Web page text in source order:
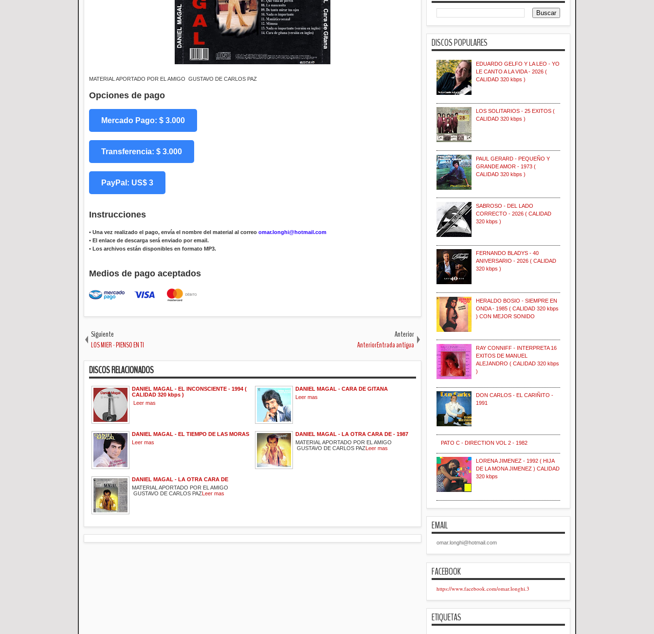
MATERIAL APORTADO POR EL AMIGO GUSTAVO DE CARLOS PAZ
Opciones de pago
Mercado Pago: $ 3.000
Transferencia: $ 3.000
PayPal: US$ 3
Instrucciones
• Una vez realizado el pago, envía el nombre del material al correo omar.longhi@hotmail.com
• El enlace de descarga será enviado por email.
• Los archivos están disponibles en formato MP3.
Medios de pago aceptados
Siguiente
LOS MIER - PIENSO EN TI
Anterior
AnteriorEntrada antigua
DISCOS RELACIONADOS
DANIEL MAGAL - EL INCONSCIENTE - 1994 (
CALIDAD 320 kbps )
Leer mas
DANIEL MAGAL - CARA DE GITANA
Leer mas
DANIEL MAGAL - EL TIEMPO DE LAS MORAS
Leer mas
DANIEL MAGAL - LA OTRA CARA DE - 1987
MATERIAL APORTADO POR EL AMIGO
GUSTAVO DE CARLOS PAZLeer mas
DANIEL MAGAL - LA OTRA CARA DE
MATERIAL APORTADO POR EL AMIGO
GUSTAVO DE CARLOS PAZLeer mas
DISCOS POPULARES
EDUARDO GELFO Y LA LEO - YO
LE CANTO A LA VIDA - 2026 (
CALIDAD 320 kbps )
LOS SOLITARIOS - 25 EXITOS (
CALIDAD 320 kbps )
PAUL GERARD - PEQUEÑO Y
GRANDE AMOR - 1973 (
CALIDAD 320 kbps )
SABROSO - DEL LADO
CORRECTO - 2026 ( CALIDAD
320 kbps )
FERNANDO BLADYS - 40
ANIVERSARIO - 2026 ( CALIDAD
320 kbps )
HERALDO BOSIO - SIEMPRE EN
ONDA - 1985 ( CALIDAD 320 kbps
) CON MEJOR SONIDO
RAY CONNIFF - INTERPRETA 16
EXITOS DE MANUEL
ALEJANDRO ( CALIDAD 320 kbps
)
DON CARLOS - EL CARIÑITO -
1991
PATO C - DIRECTION VOL 2 - 1982
LORENA JIMENEZ - 1992 ( HIJA
DE LA MONA JIMENEZ ) CALIDAD
320 kbps
EMAIL
omar.longhi@hotmail.com
FACEBOOK
https://www.facebook.com/omar.longhi.3
ETIQUETAS